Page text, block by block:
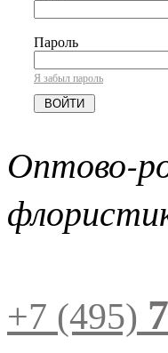
Пароль
Я забыл пароль
Оптово-
+7 (495)